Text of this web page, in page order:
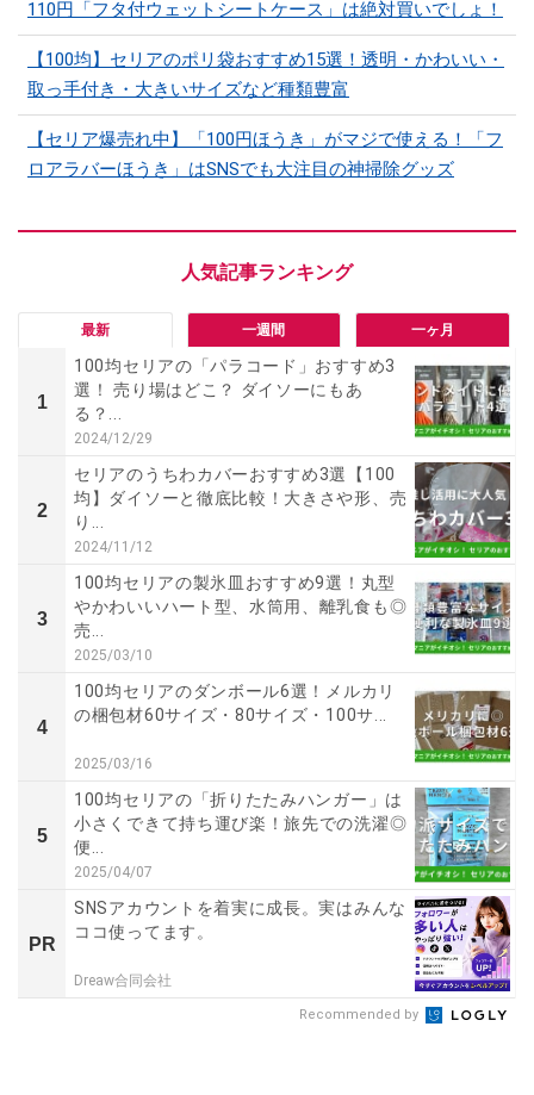
110円「フタ付ウェットシートケース」は絶対買いでしょ！
【100均】セリアのポリ袋おすすめ15選！透明・かわいい・
取っ手付き・大きいサイズなど種類豊富
【セリア爆売れ中】「100円ほうき」がマジで使える！「フ
ロアラバーほうき」はSNSでも大注目の神掃除グッズ
最新 一週間 一ヶ月
1
100均セリアの「パラコード」おすすめ3
選！ 売り場はどこ？ ダイソーにもあ
る？...
2024/12/29
2
セリアのうちわカバーおすすめ3選【100
均】ダイソーと徹底比較！大きさや形、売
り...
2024/11/12
3
100均セリアの製氷皿おすすめ9選！丸型
やかわいいハート型、水筒用、離乳食も◎
売...
2025/03/10
4
100均セリアのダンボール6選！メルカリ
の梱包材60サイズ・80サイズ・100サ...
2025/03/16
5
100均セリアの「折りたたみハンガー」は
小さくできて持ち運び楽！旅先での洗濯◎
便...
2025/04/07
PR
SNSアカウントを着実に成長。実はみんな
ココ使ってます。
Dreaw合同会社
Recommended by